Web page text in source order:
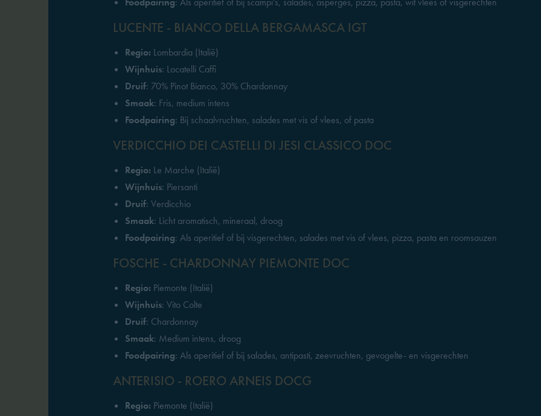
LUCENTE - BIANCO DELLA BERGAMASCA IGT
Regio: Lombardia (Italië)
Wijnhuis: Locatelli Caffi
Druif: 70% Pinot Bianco, 30% Chardonnay
Smaak: Fris, medium intens
Foodpairing: Bij schaalvruchten, salades met vis of vlees, of pasta
VERDICCHIO DEI CASTELLI DI JESI CLASSICO DOC
Regio: Le Marche (Italië)
Wijnhuis: Piersanti
Druif: Verdicchio
Smaak: Licht aromatisch, mineraal, droog
Foodpairing: Als aperitief of bij visgerechten, salades met vis of vlees, pizza, pasta en roomsauzen
FOSCHE - CHARDONNAY PIEMONTE DOC
Regio: Piemonte (Italië)
Wijnhuis: Vito Colte
Druif: Chardonnay
Smaak: Medium intens, droog
Foodpairing: Als aperitief of bij salades, antipasti, zeevruchten, gevogelte- en visgerechten
ANTERISIO - ROERO ARNEIS DOCG
Regio: Piemonte (Italië)